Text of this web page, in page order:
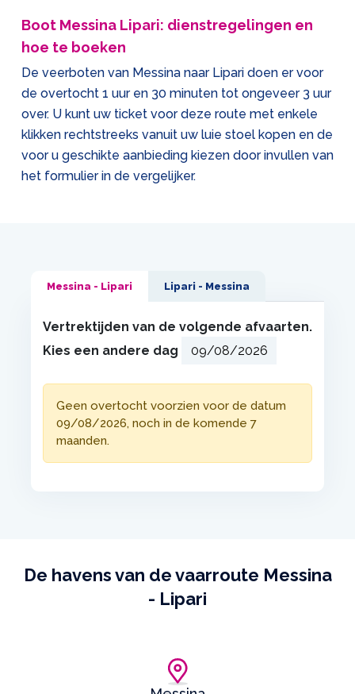
Boot Messina Lipari: dienstregelingen en
hoe te boeken
De veerboten van Messina naar Lipari doen er voor
de overtocht 1 uur en 30 minuten tot ongeveer 3 uur
over. U kunt uw ticket voor deze route met enkele
klikken rechtstreeks vanuit uw luie stoel kopen en de
voor u geschikte aanbieding kiezen door invullen van
het formulier in de vergelijker.
Messina - Lipari Lipari - Messina
Vertrektijden van de volgende afvaarten.
Kies een andere dag
Geen overtocht voorzien voor de datum
09/08/2026, noch in de komende 7
maanden.
De havens van de vaarroute Messina
- Lipari